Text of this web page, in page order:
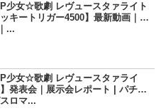
P少女☆歌劇 レヴュースタァライト
キートリガー4500】最新動画｜P
...
P少女☆歌劇 レヴュースタァライ
】発表会｜展示会レポート | パチマ
ロマ...